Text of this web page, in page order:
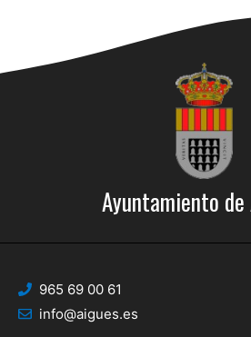
Ayuntamiento de
965 69 00 61
info@aigues.es